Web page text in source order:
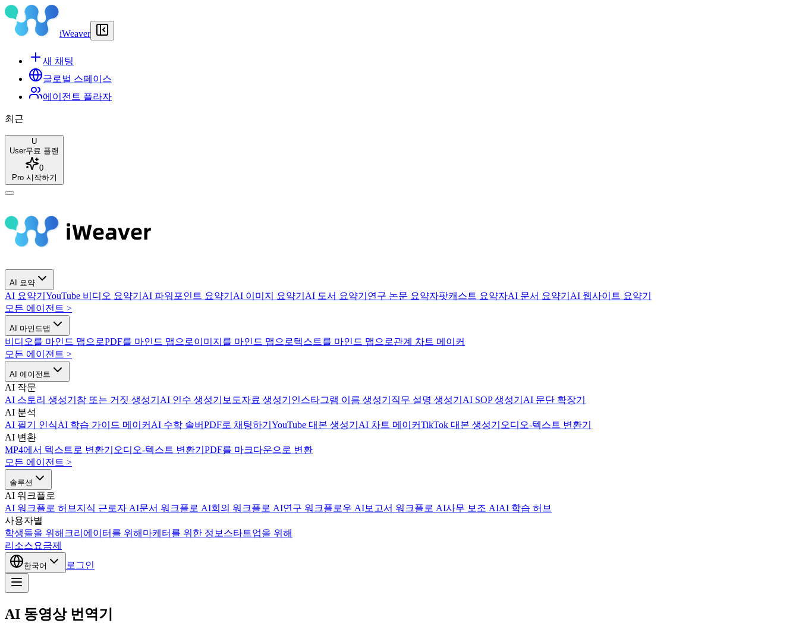
iWeaver
새 채팅
글로벌 스페이스
에이전트 플라자
최근
U
User무료 플랜
0
Pro 시작하기
AI 요약
AI 요약기 YouTube 비디오 요약기 AI 파워포인트 요약기 AI 이미지 요약기 AI 도서 요약기 연구 논문 요약자팟캐스트 요약자AI 문서 요약기 AI 웹사이트 요약기
모든 에이전트 >
AI 마인드맵
비디오를 마인드 맵으로PDF를 마인드 맵으로이미지를 마인드 맵으로텍스트를 마인드 맵으로관계 차트 메이커
모든 에이전트 >
AI 에이전트
AI 작문
AI 스토리 생성기 참 또는 거짓 생성기 AI 인수 생성기 보도자료 생성기 인스타그램 이름 생성기 직무 설명 생성기 AI SOP 생성기 AI 문단 확장기
AI 분석
AI 필기 인식AI 학습 가이드 메이커 AI 수학 솔버PDF로 채팅하기 YouTube 대본 생성기 AI 차트 메이커TikTok 대본 생성기 오디오-텍스트 변환기
AI 변환
MP4에서 텍스트로 변환기 오디오-텍스트 변환기 PDF를 마크다운으로 변환
모든 에이전트 >
솔루션
AI 워크플로
AI 워크플로 허브 지식 근로자 AI문서 워크플로 AI회의 워크플로 AI연구 워크플로우 AI보고서 워크플로 AI사무 보조 AIAI 학습 허브
사용자별
학생들을 위해 크리에이터를 위해 마케터를 위한 정보 스타트업을 위해
리소스요금제
한국어 로그인
AI 동영상 번역기